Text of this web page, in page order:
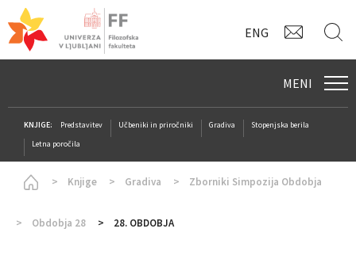
ENG
MENI
KNJIGE: Predstavitev Učbeniki in priročniki Gradiva
Stopenjska berila
Letna poročila
Homepage
Knjige Gradiva Zborniki Simpozija Obdobja
Obdobja 28 28. OBDOBJA